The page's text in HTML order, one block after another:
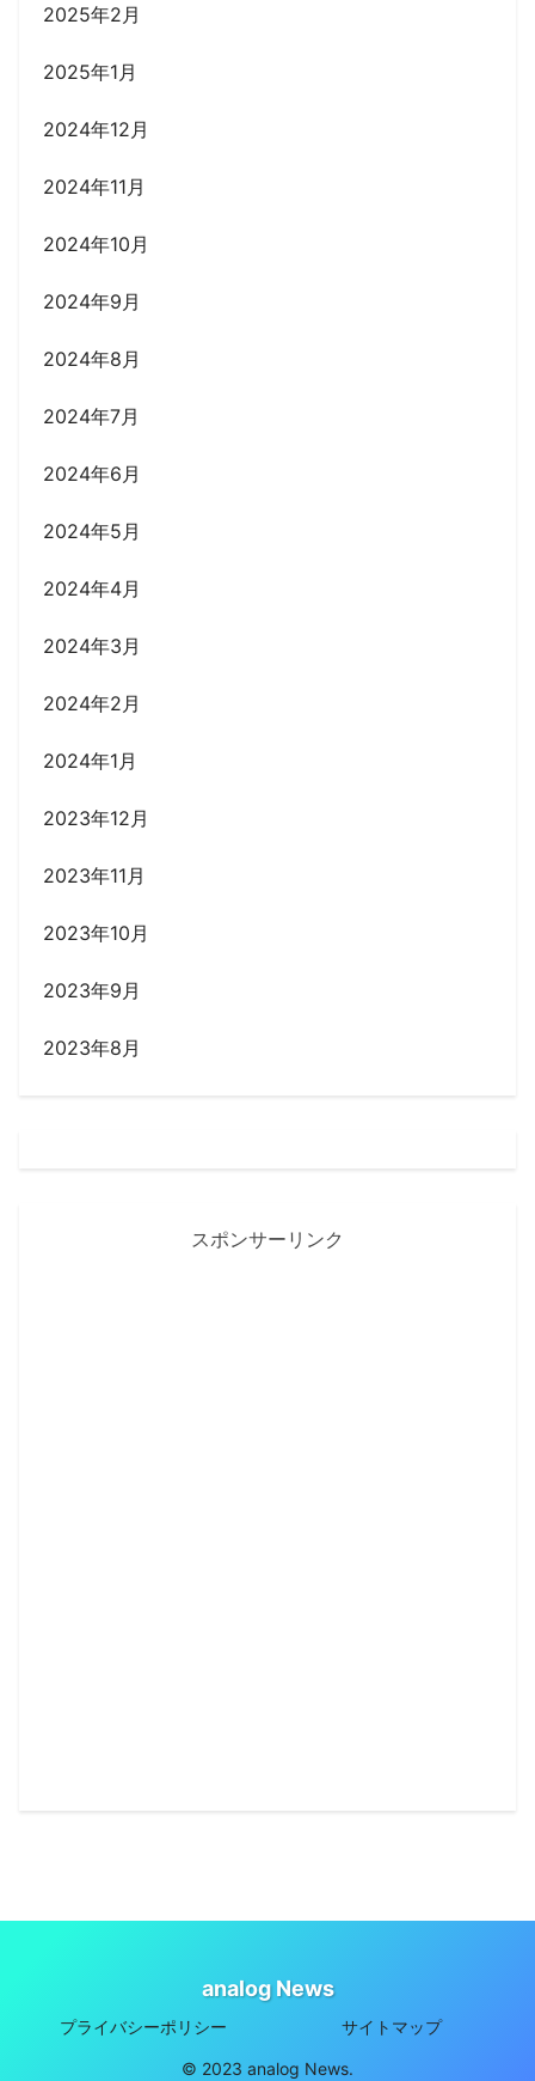
2025年2月
2025年1月
2024年12月
2024年11月
2024年10月
2024年9月
2024年8月
2024年7月
2024年6月
2024年5月
2024年4月
2024年3月
2024年2月
2024年1月
2023年12月
2023年11月
2023年10月
2023年9月
2023年8月
スポンサーリンク
analog News
プライバシーポリシー サイトマップ
© 2023 analog News.